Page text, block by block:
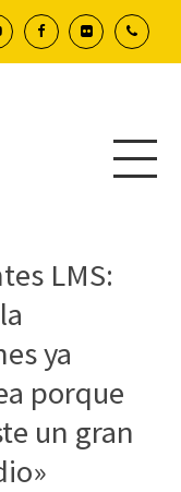
LMS:
ya
porque
un gran